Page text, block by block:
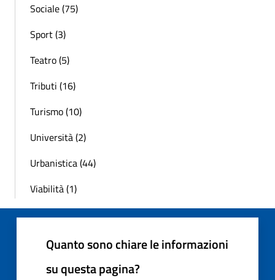
Sociale (75)
Sport (3)
Teatro (5)
Tributi (16)
Turismo (10)
Università (2)
Urbanistica (44)
Viabilità (1)
Quanto sono chiare le informazioni
su questa pagina?